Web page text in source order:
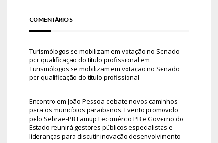
COMENTÁRIOS
Turismólogos se mobilizam em votação no Senado
por qualificação do título profissional em
Turismólogos se mobilizam em votação no Senado
por qualificação do título profissional
Encontro em João Pessoa debate novos caminhos
para os municípios paraibanos. Evento promovido
pelo Sebrae-PB Famup Fecomércio PB e Governo do
Estado reunirá gestores públicos especialistas e
lideranças para discutir inovação desenvolvimento